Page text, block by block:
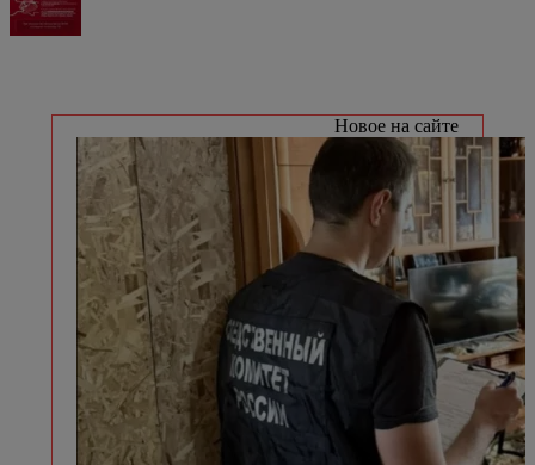
Новое на сайте